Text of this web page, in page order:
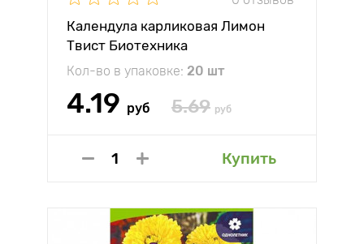
Календула карликовая Лимон
Твист Биотехника
Кол-во в упаковке: 20 шт
4.19 руб 5.69 руб
Купить